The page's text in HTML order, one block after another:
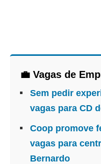
💼 Vagas de
Sem pedir
vagas para CD
Coop promove
vagas para
Bernardo